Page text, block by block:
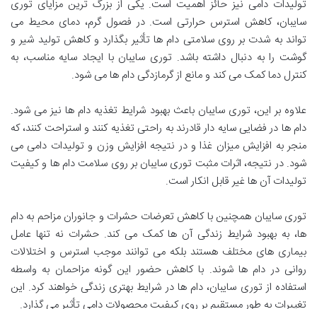
تولیدات دامی نیز حائز اهمیت است. یکی از بزرگ ترین مزایای توری
سایبان، کاهش استرس حرارتی است. در فصول گرم، دمای محیط می
تواند به شدت بر روی سلامتی دام ها تأثیر بگذارد و کاهش تولید شیر و
گوشت را به دنبال داشته باشد. توری سایبان با ایجاد سایه مناسب، به
کنترل دما کمک می کند و مانع از گرمازدگی دام ها می شود.
علاوه بر این، توری سایبان باعث بهبود شرایط تغذیه دام ها نیز می شود.
دام ها در فضایی سایه دار قادرند به راحتی تغذیه کنند و استراحت کنند، که
منجر به افزایش میزان غذا و در نتیجه افزایش وزن و تولیدات دامی می
شود. در نتیجه، اثرات مثبت توری سایبان بر روی سلامت دام ها و کیفیت
تولیدات آن ها غیر قابل انکار است.
توری سایبان همچنین با کاهش تعرضات حشرات و جانوران مزاحم به دام
ها، به بهبود شرایط زندگی آن ها کمک می کند. حشرات نه تنها عامل
بیماری های مختلف هستند بلکه می توانند موجب استرس و اختلالات
روانی در دام ها شوند. با کاهش حضور این گونه مزاحمان به واسطه
استفاده از توری سایبان، دام ها در شرایط بهتری زندگی خواهند کرد. این
تغییرات به طور مستقیم بر روی کیفیت محصولات دامی تأثیر می گذارد.